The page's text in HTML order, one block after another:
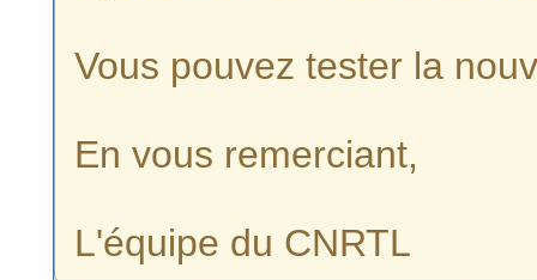
Vous pouvez tester la
En vous remerciant,
L'équipe du CNRTL